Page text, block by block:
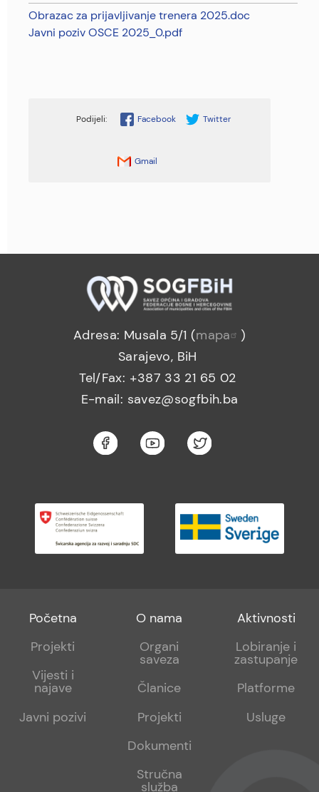
Obrazac za prijavljivanje trenera 2025.doc
Javni poziv OSCE 2025_0.pdf
Facebook Twitter
Gmail
Adresa: Musala 5/1 (mapa
)
Sarajevo, BiH
Tel/Fax: +387 33 21 65 02
E-mail: savez@sogfbih.ba
Footer
menu
Početna
Projekti
Vijesti i
najave
Javni pozivi
Footer
sub
O nama
Organi
saveza
Članice
Projekti
Dokumenti
Stručna
služba
Footer
sub
Aktivnosti
Lobiranje i
zastupanje
Platforme
Usluge